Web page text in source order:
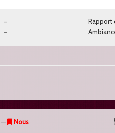
- Rapport
-
—
Nous